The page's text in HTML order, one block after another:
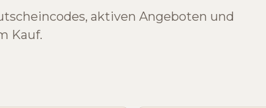
aktiven Angeboten und
Kauf.